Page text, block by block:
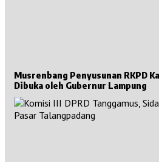
Musrenbang Penyusunan RKPD
Dibuka oleh Gubernur Lampung